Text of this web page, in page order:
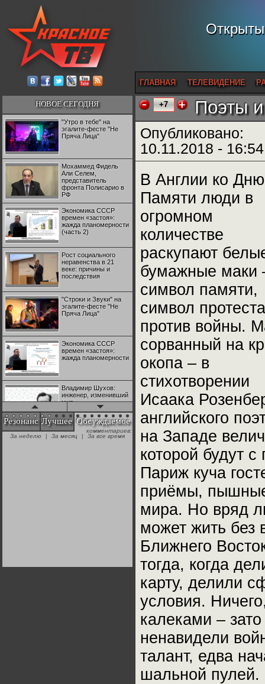
ГЛАВНАЯ ТЕЛЕВИДЕНИЕ
НОВОЕ СЕГОДНЯ
"Утро в тебе" на
эгалите-фесте "Не
Пряча Лица"
Мохаммед Фидель
Али Селем,
представитель
фронта Полисарио в
РФ
Экономика СССР
времен «застоя»:
жажда планомерности
(часть 2)
Рост социального
неравенства в 21
веке: причины и
последствия
"Строки и Звуки" на
эгалите-фесте "Не
Пряча Лица"
Экономика СССР
времен «застоя»:
жажда планомерности
Владимир Шухов:
инженер, изменивший
мир
"Аркадий Коц" на
эгалите-фесте "Не
Резонанс Лучшее Обсуждаемое
комментариев:
За неделю
| За месяц | За все время
+7 Поэты
Опубликовано:
10.11.2018 - 16:54
В Англии ко Дню
Памяти люди в
огромном
количестве
раскупают
бумажные маки
символ памяти,
символ протеста
против войны.
сорванный на
окопа – в
стихотворении
Исаака
английского
на Западе
которой будут
Париж куча
приёмы,
мира. Но вряд
может жить без
Ближнего
тогда, когда
карту, делили
условия.
калеками –
ненавидели
талант, едва
шальной пулей.